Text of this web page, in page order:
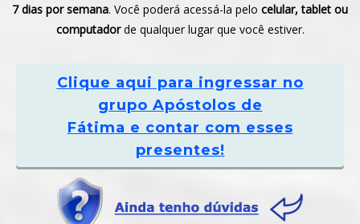
7 dias por semana. Você poderá acessá-la pelo celular, tablet ou
computadorde qualquer lugar que você estiver.
Clique aqui para ingressar no
grupo Apóstolos de
Fátima e contar com esses
presentes!